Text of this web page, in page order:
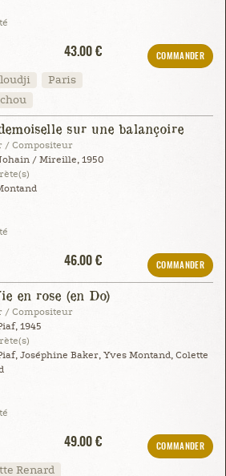
43.00 €
COMMANDER
Paris
sur une balançoire
/ Compositeur
/ Mireille, 1950
46.00 €
COMMANDER
en rose (en Do)
/ Compositeur
1945
Joséphine Baker, Yves Montand, Colette
49.00 €
COMMANDER
Renard